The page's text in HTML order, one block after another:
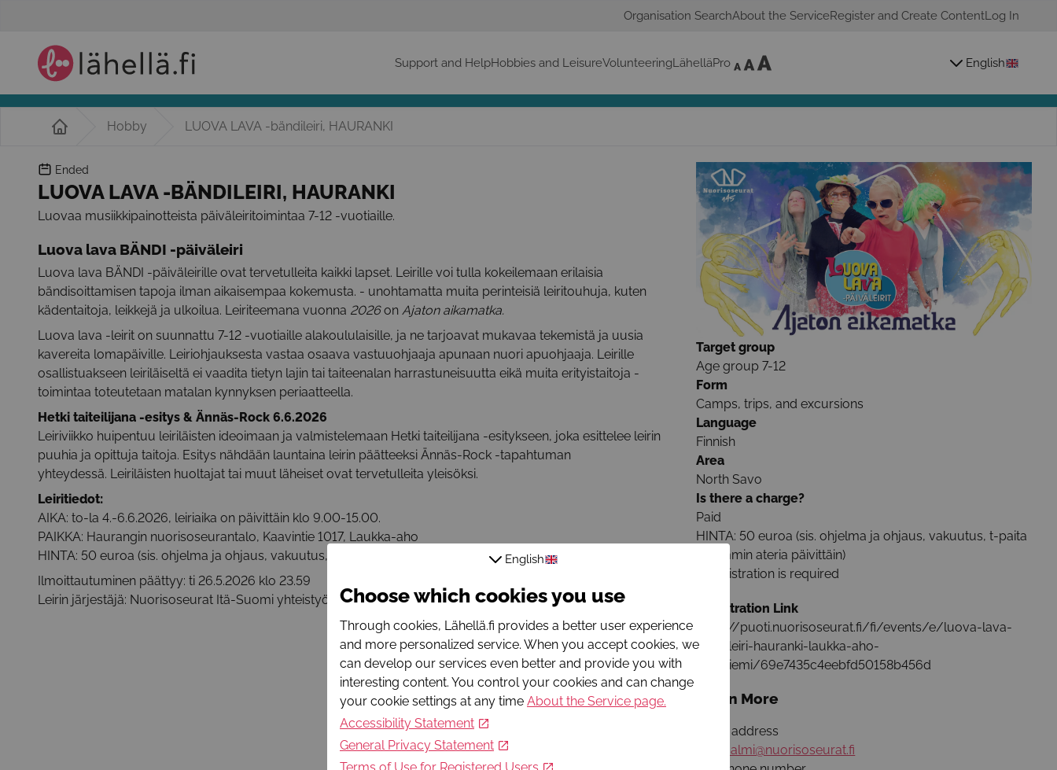
Organisation SearchAbout the ServiceRegister and Create ContentLog In
Support and HelpHobbies and LeisureVolunteeringLähelläPro English
Hobby LUOVA LAVA -bändileiri, HAURANKI
Ended
LUOVA LAVA -BÄNDILEIRI, HAURANKI
Luovaa musiikkipainotteista päiväleiritoimintaa 7-12 -vuotiaille.
Luova lava BÄNDI -päiväleiri
Luova lava BÄNDI -päiväleirille ovat tervetulleita kaikki lapset. Leirille voi tulla kokeilemaan erilaisia
bändisoittamisen tapoja ilman aikaisempaa kokemusta. - unohtamatta muita perinteisiä leiritouhuja, kuten
kädentaitoja, leikkejä ja ulkoilua. Leiriteemana vuonna 2026on Ajaton aikamatka.
Luova lava -leirit on suunnattu 7-12 -vuotiaille alakoululaisille, ja ne tarjoavat mukavaa tekemistä ja uusia
kavereita lomapäiville. Leiriohjauksesta vastaa osaava vastuuohjaaja apunaan nuori apuohjaaja. Leirille
osallistuakseen leiriläiseltä ei vaadita tietyn lajin tai taiteenalan harrastuneisuutta eikä muita erityistaitoja -
toimintaa toteutetaan matalan kynnyksen periaatteella.
Hetki taiteilijana -esitys & Ännäs-Rock 6.6.2026
Leiriviikko huipentuu leiriläisten ideoimaan ja valmistelemaan Hetki taiteilijana -esitykseen, joka esittelee leirin
puuhia ja opittuja taitoja. Esitys nähdään launtaina leirin päätteeksi Ännäs-Rock -tapahtuman
yhteydessä. Leiriläisten huoltajat tai muut läheiset ovat tervetulleita yleisöksi.
Leiritiedot:
AIKA: to-la 4.-6.6.2026, leiriaika on päivittäin klo 9.00-15.00.
PAIKKA: Haurangin nuorisoseurantalo, Kaavintie 1017, Laukka-aho
HINTA: 50 euroa (sis. ohjelma ja ohjaus, vakuutus, t-paita ja lämmin ateria päivittäin)
Ilmoittautuminen päättyy: ti 26.5.2026 klo 23.59
Leirin järjestäjä: Nuorisoseurat Itä-Suomi yhteistyössä Haurangin Nuorisoseuran kanssa
Target group
Age group 7-12
Form
Camps, trips, and excursions
Language
Finnish
Area
North Savo
Is there a charge?
Paid
HINTA: 50 euroa (sis. ohjelma ja ohjaus, vakuutus, t-paita
ja lämmin ateria päivittäin)
Registration is required
Registration Link
https://puoti.nuorisoseurat.fi/fi/events/e/luova-lava-
bandileiri-hauranki-laukka-aho-
tuusniemi/69e7435c4eebfd50158b456d
Learn More
Email address
jussi.salmi@nuorisoseurat.fi
English
Choose which cookies you use
Through cookies, Lähellä.fi provides a better user experience
and more personalized service. When you accept cookies, we
can develop our services even better and provide you with
interesting content. You control your cookies and can change
your cookie settings at any time About the Service page.
Accessibility Statement
General Privacy Statement